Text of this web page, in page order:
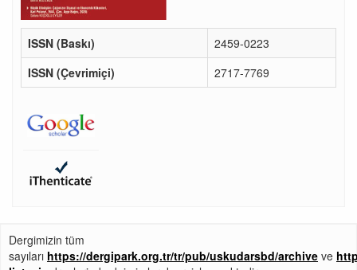
ISSN (Baskı)
2459-0223
ISSN (Çevrimiçi)
2717-7769
Dergimizin tüm
sayıları https://dergipark.org.tr/tr/pub/uskudarsbd/archive ve